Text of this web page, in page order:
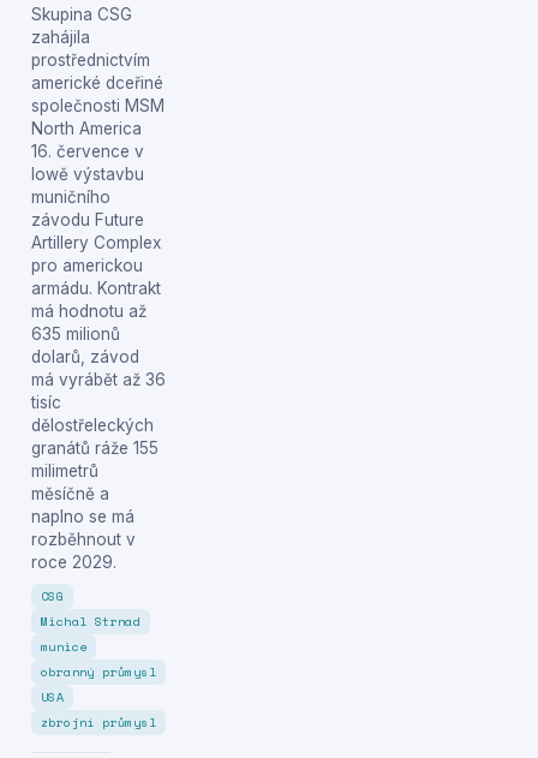
Skupina CSG
zahájila
prostřednictvím
americké dceřiné
společnosti MSM
North America
16. července v
Iowě výstavbu
muničního
závodu Future
Artillery Complex
pro americkou
armádu. Kontrakt
má hodnotu až
635 milionů
dolarů, závod
má vyrábět až 36
tisíc
dělostřeleckých
granátů ráže 155
milimetrů
měsíčně a
naplno se má
rozběhnout v
roce 2029.
CSG
Michal Strnad
munice
obranný průmysl
USA
zbrojní průmysl